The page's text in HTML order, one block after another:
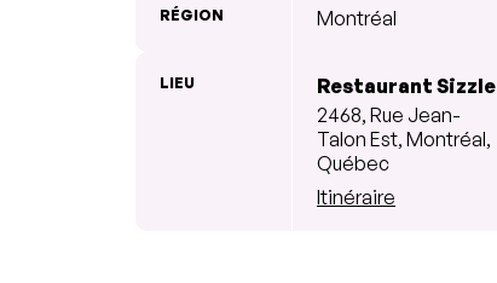
RÉGION Montréal
LIEU
Restaurant Sizzle
2468, Rue Jean-
Talon Est, Montréal,
Québec
Itinéraire